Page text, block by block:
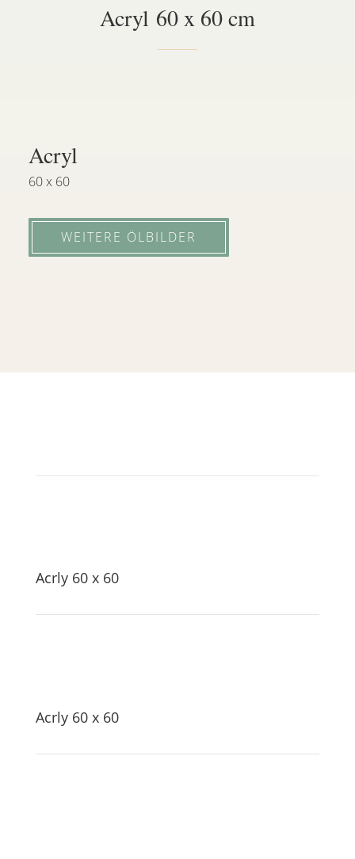
Acryl 60 x 60 cm
Acryl
60 x 60
WEITERE ÖLBILDER
Acrly 60 x 60
Acrly 60 x 60